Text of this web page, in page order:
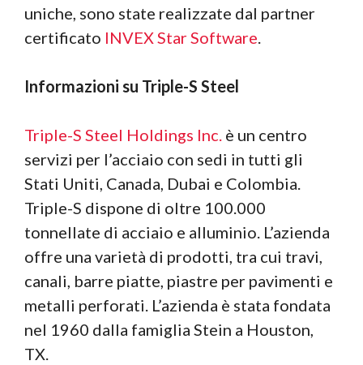
uniche, sono state realizzate dal partner
certificato INVEX Star Software.
Informazioni su Triple-S Steel
Triple-S Steel Holdings Inc. è un centro
servizi per l’acciaio con sedi in tutti gli
Stati Uniti, Canada, Dubai e Colombia.
Triple-S dispone di oltre 100.000
tonnellate di acciaio e alluminio. L’azienda
offre una varietà di prodotti, tra cui travi,
canali, barre piatte, piastre per pavimenti e
metalli perforati. L’azienda è stata fondata
nel 1960 dalla famiglia Stein a Houston,
TX.